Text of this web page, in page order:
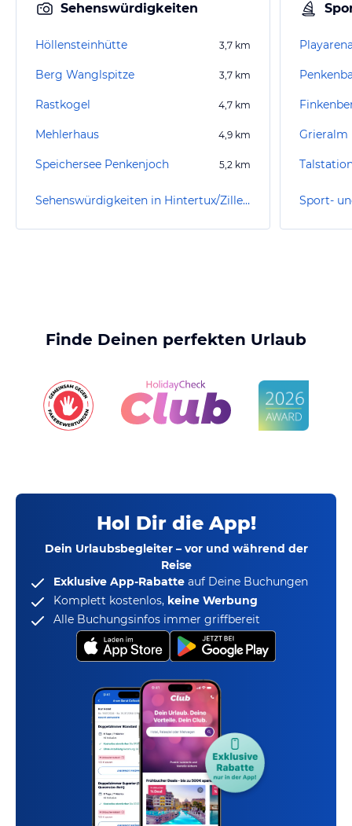
Sehenswürdigkeiten
Höllensteinhütte 3,7 km
Berg Wanglspitze 3,7 km
Rastkogel 4,7 km
Mehlerhaus 4,9 km
Speichersee Penkenjoch 5,2 km
Sehenswürdigkeiten in Hintertux/Zillertal
Grieralm
Finde Deinen perfekten Urlaub
Hol Dir die App!
Dein Urlaubsbegleiter – vor und während der
Reise
Exklusive App-Rabatte auf Deine Buchungen
Komplett kostenlos, keine Werbung
Alle Buchungsinfos immer griffbereit